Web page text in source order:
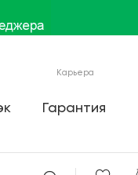
Карьера
Гарантия